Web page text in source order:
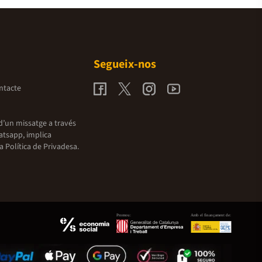
missatge a través
implica
Política de Privadesa.
Segueix-nos
Promou: Amb el finançament de: